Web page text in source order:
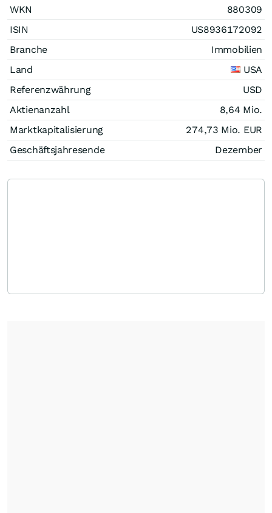
WKN
880309
ISIN
US8936172092
Branche
Immobilien
Land
USA
Referenzwährung
USD
Aktienanzahl
8,64 Mio.
Marktkapitalisierung
274,73 Mio. EUR
Geschäftsjahresende
Dezember